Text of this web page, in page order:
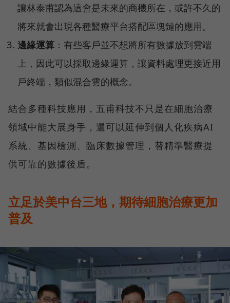
讓林泰甫認為這會是未來的商機所在，或許不久的
將來就會出現各種醫療平台搭配區塊鏈的應用。
邊緣運算 ：有些客戶並不想將所有數據放到雲端
上，因此可以採取邊緣運算，讓資料處理更接近用
戶終端，類似混合雲的概念。
結合多種科技應用，五甫科技不只是在細胞治療
領域中能大展身手，還可以延伸到個人化疾病AI
系統、基因檢測、臨床數據管理，替精準醫療提
供可靠的數據後盾。
立足於美中台三地，期待細胞治療更加
普及